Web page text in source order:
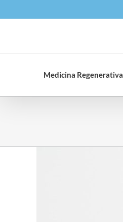
al
Medicina Regenerativa